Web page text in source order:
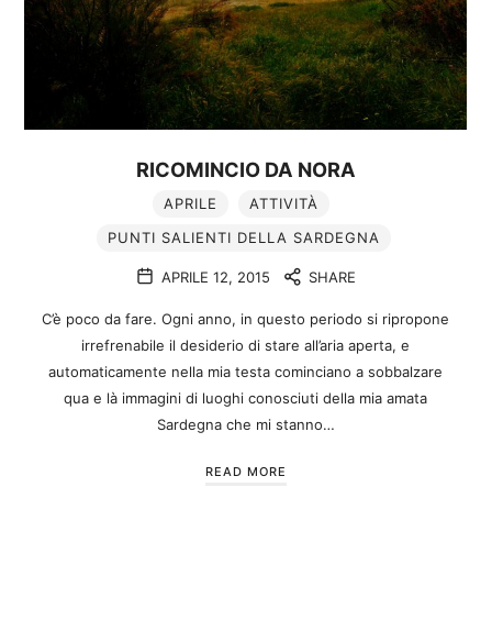
RICOMINCIO DA NORA
APRILE
ATTIVITÀ
PUNTI SALIENTI DELLA SARDEGNA
APRILE 12, 2015 SHARE
C’è poco da fare. Ogni anno, in questo periodo si ripropone
irrefrenabile il desiderio di stare all’aria aperta, e
automaticamente nella mia testa cominciano a sobbalzare
qua e là immagini di luoghi conosciuti della mia amata
Sardegna che mi stanno…
READ MORE